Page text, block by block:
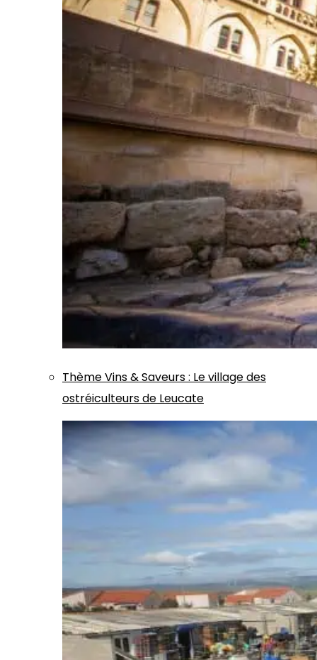
ThèmeVins & Saveurs: Le village des
ostréiculteurs de Leucate